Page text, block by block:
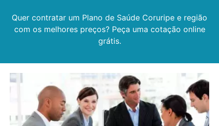
Quer contratar um Plano de Saúde Coruripe e região
com os melhores preços? Peça uma cotação online
grátis.